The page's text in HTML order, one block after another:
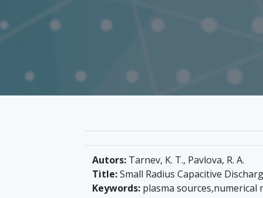
Autors: Tarnev, K. T., Pavlova, R. A.
Title:Small Radius Capacitive
Keywords: plasma sources,numerical